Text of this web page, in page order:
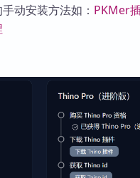
动安装方法如： PKMer